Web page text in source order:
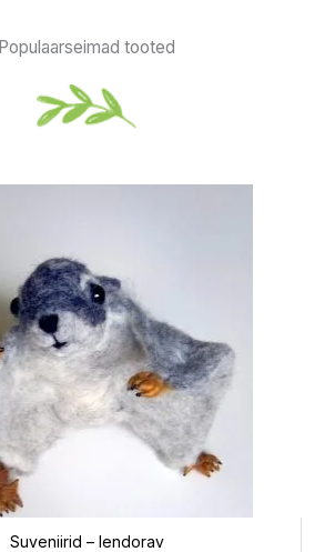
Populaarseimad tooted
Suveniirid – lendorav